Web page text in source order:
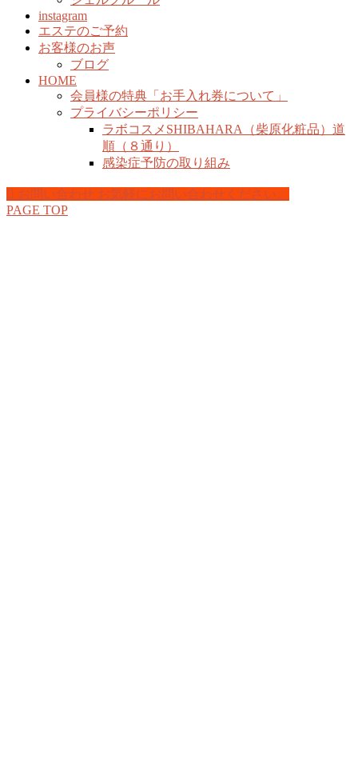
instagram
エステのご予約
お客様のお声
ブログ
HOME
会員様の特典「お手入れ券について」
プライバシーポリシー
ラボコスメSHIBAHARA（柴原化粧品）道
順（８通り）
感染症予防の取り組み
お問い合わせ お気軽にお問い合わせください。
PAGE TOP